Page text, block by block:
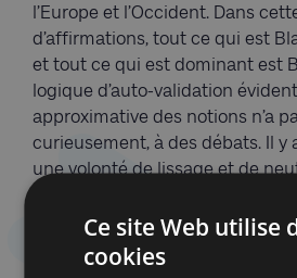
l’Europe et l’Occident. Dans
d’affirmations, tout ce qui est
et tout ce qui est dominant est
logique d’auto-validation
approximative des notions n’a
curieusement, à des débats. Il y
une volonté de lissage et de
les divergences étaient criantes.
réserves avaient été émises
Ce site Web utilise
cookies